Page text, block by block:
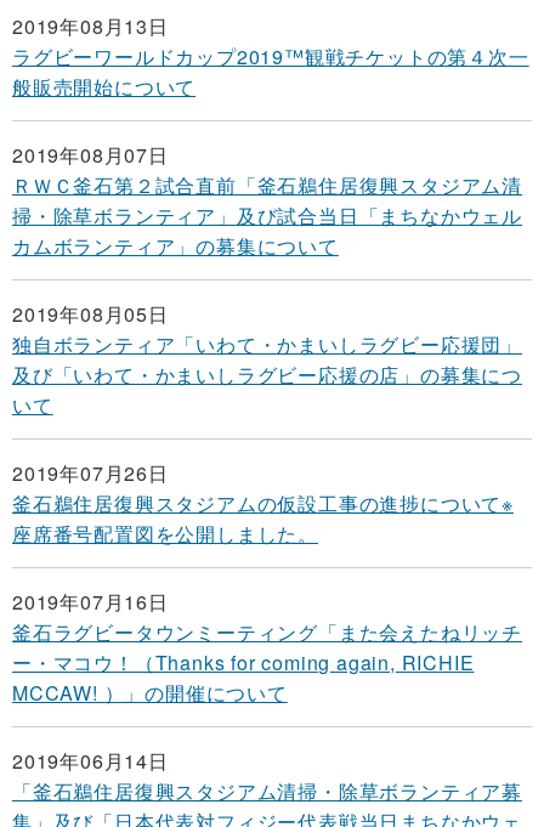
2019年08月13日
ラグビーワールドカップ2019™観戦チケットの第４次一
般販売開始について
2019年08月07日
ＲＷＣ釜石第２試合直前「釜石鵜住居復興スタジアム清
掃・除草ボランティア」及び試合当日「まちなかウェル
カムボランティア」の募集について
2019年08月05日
独自ボランティア「いわて・かまいしラグビー応援団」
及び「いわて・かまいしラグビー応援の店」の募集につ
いて
2019年07月26日
釜石鵜住居復興スタジアムの仮設工事の進捗について※
座席番号配置図を公開しました。
2019年07月16日
釜石ラグビータウンミーティング「また会えたねリッチ
ー・マコウ！（Thanks for coming again, RICHIE
MCCAW! ）」の開催について
2019年06月14日
「釜石鵜住居復興スタジアム清掃・除草ボランティア募
集」及び「日本代表対フィジー代表戦当日まちなかウェ